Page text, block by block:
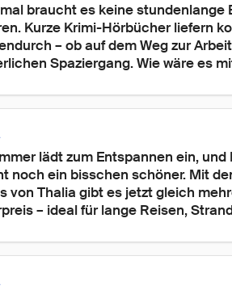
braucht es keine stundenlange
Kurze Krimi-Hörbücher liefern
– ob auf dem Weg zur
Spaziergang. Wie wäre es
lädt zum Entspannen ein,
noch ein bisschen schöner. Mit
von Thalia gibt es jetzt gleich
– ideal für lange Reisen,